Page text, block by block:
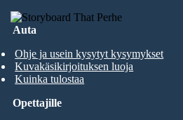
Auta
Ohje ja usein kysytyt kysymykset
Kuvakäsikirjoituksen luoja
Kuinka tulostaa
Opettajille